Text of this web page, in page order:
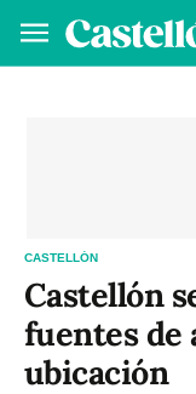
CASTELLÓN
Castellón
fuentes de
ubicación